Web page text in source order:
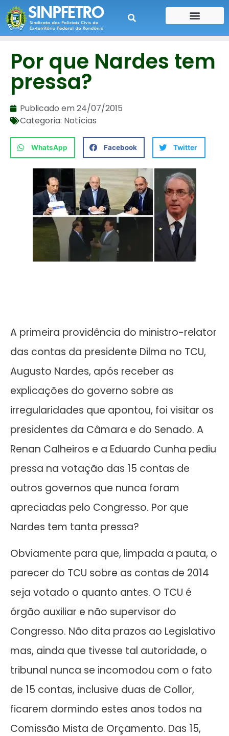
Por que Nardes tem
pressa?
Publicado em24/07/2015
Categoria: Notícias
WhatsApp Facebook Twitter
A primeira providência do ministro-relator
das contas da presidente Dilma no TCU,
Augusto Nardes, após receber as
explicações do governo sobre as
irregularidades que apontou, foi visitar os
presidentes da Câmara e do Senado. A
Renan Calheiros e a Eduardo Cunha pediu
pressa na votação das 15 contas de
outros governos que nunca foram
apreciadas pelo Congresso. Por que
Nardes tem tanta pressa?
Obviamente para que, limpada a pauta, o
parecer do TCU sobre as contas de 2014
seja votado o quanto antes. O TCU é
órgão auxiliar e não supervisor do
Congresso. Não dita prazos ao Legislativo
mas, ainda que tivesse tal autoridade, o
tribunal nunca se incomodou com o fato
de 15 contas, inclusive duas de Collor,
ficarem dormindo estes anos todos na
Comissão Mista de Orçamento. Das 15,